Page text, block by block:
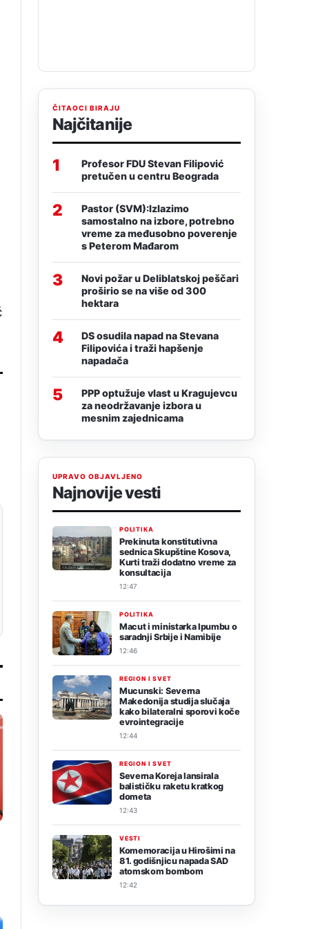
ČITAOCI BIRAJU
Najčitanije
1
Profesor FDU Stevan Filipović
pretučen u centru Beograda
2
Pastor (SVM):Izlazimo
samostalno na izbore, potrebno
vreme za međusobno poverenje
s Peterom Mađarom
3
Novi požar u Deliblatskoj peščari
proširio se na više od 300
hektara
4
DS osudila napad na Stevana
Filipovića i traži hapšenje
napadača
5
PPP optužuje vlast u Kragujevcu
za neodržavanje izbora u
mesnim zajednicama
UPRAVO OBJAVLJENO
Najnovije vesti
POLITIKA
Prekinuta konstitutivna
sednica Skupštine Kosova,
Kurti traži dodatno vreme za
konsultacija
12:47
POLITIKA
Macut i ministarka Ipumbu o
saradnji Srbije i Namibije
12:46
REGION I SVET
Mucunski: Severna
Makedonija studija slučaja
kako bilateralni sporovi koče
evrointegracije
12:44
REGION I SVET
Severna Koreja lansirala
balističku raketu kratkog
dometa
12:43
VESTI
Komemoracija u Hirošimi na
81. godišnjicu napada SAD
atomskom bombom
12:42